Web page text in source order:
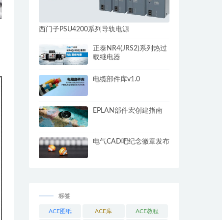
西门子PSU4200系列导轨电源
正泰NR4(JRS2)系列热过
载继电器
电缆部件库v1.0
EPLAN部件宏创建指南
电气CAD吧纪念徽章发布
标签
ACE图纸 ACE库 ACE教程